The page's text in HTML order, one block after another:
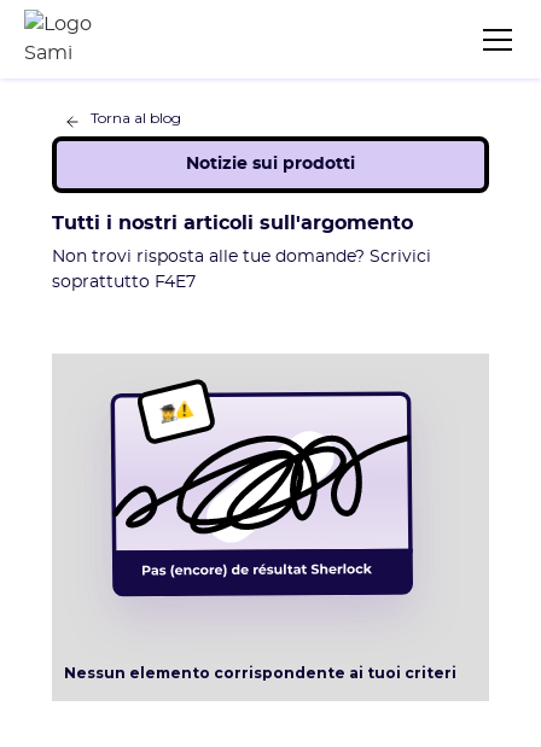
Torna al blog
Notizie sui prodotti
Tutti i nostri articoli sull'argomento
Non trovi risposta alle tue domande? Scrivici
soprattutto F4E7
Nessun elemento corrispondente ai tuoi criteri